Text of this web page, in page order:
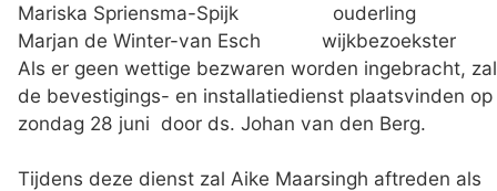
Mariska Spriensma-Spijk ouderling
Marjan de Winter-van Esch wijkbezoekster
Als er geen wettige bezwaren worden ingebracht, zal
de bevestigings- en installatiedienst plaatsvinden op
zondag 28 juni door ds. Johan van den Berg.
Tijdens deze dienst zal Aike Maarsingh aftreden als